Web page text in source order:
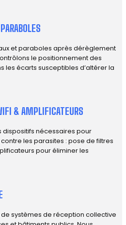
et paraboles après dérèglement
le positionnement des
les écarts susceptibles d’altérer la
& AMPLIFICATEURS
dispositifs nécessaires pour
les parasites : pose de filtres
pour éliminer les
systèmes de réception collective